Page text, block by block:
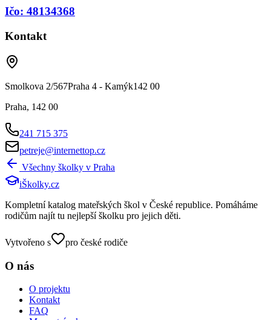
Ičo: 48134368
Kontakt
Smolkova 2/567Praha 4 - Kamýk142 00
Praha, 142 00
241 715 375
petreje@internettop.cz
Všechny školky v Praha
iŠkolky.cz
Kompletní katalog mateřských škol v České republice. Pomáháme
rodičům najít tu nejlepší školku pro jejich děti.
Vytvořeno s pro české rodiče
O nás
O projektu
Kontakt
FAQ